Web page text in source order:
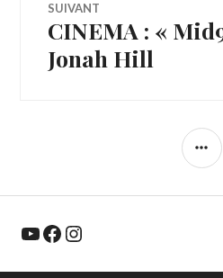
SUIVANT
Article
Suivant:
CINEMA : «
Jonah Hill
YouTube Facebook Instagram